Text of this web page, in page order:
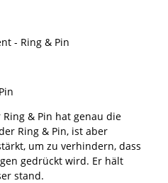
& Pin hat genau die
Ring & Pin, ist aber
um zu verhindern, dass
gedrückt wird. Er hält
stand.